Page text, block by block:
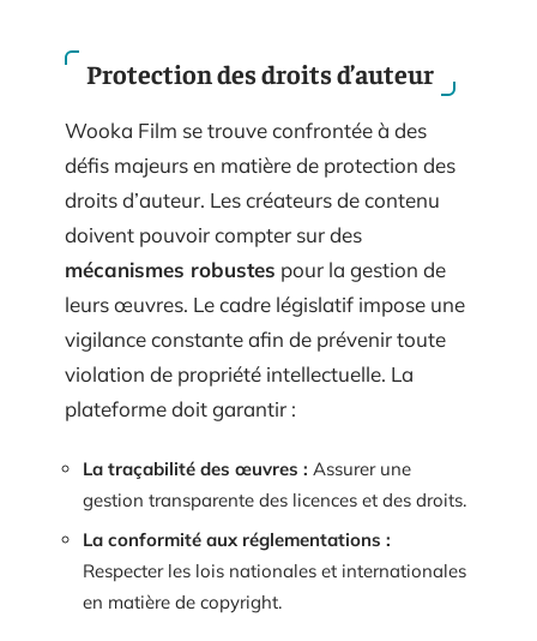
Protection des droits d’auteur
Wooka Film se trouve confrontée à des
défis majeurs en matière de protection des
droits d’auteur. Les créateurs de contenu
doivent pouvoir compter sur des
mécanismes robustes pour la gestion de
leurs œuvres. Le cadre législatif impose une
vigilance constante afin de prévenir toute
violation de propriété intellectuelle. La
plateforme doit garantir :
La traçabilité des œuvres : Assurer une
gestion transparente des licences et des droits.
La conformité aux réglementations :
Respecter les lois nationales et internationales
en matière de copyright.